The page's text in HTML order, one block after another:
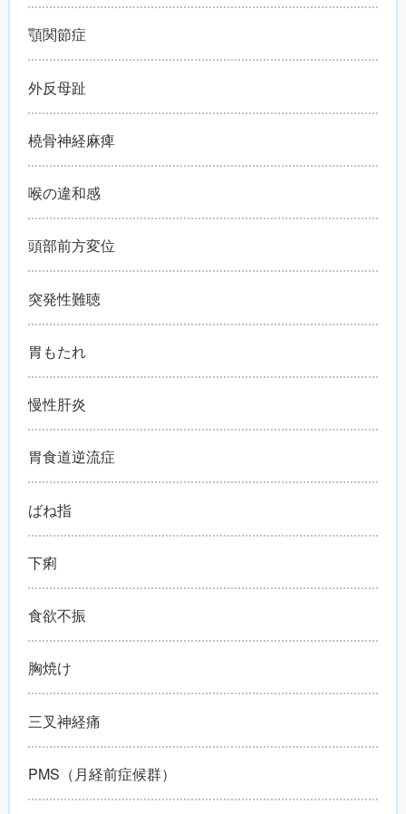
顎関節症
外反母趾
橈骨神経麻痺
喉の違和感
頭部前方変位
突発性難聴
胃もたれ
慢性肝炎
胃食道逆流症
ばね指
下痢
食欲不振
胸焼け
三叉神経痛
PMS（月経前症候群）